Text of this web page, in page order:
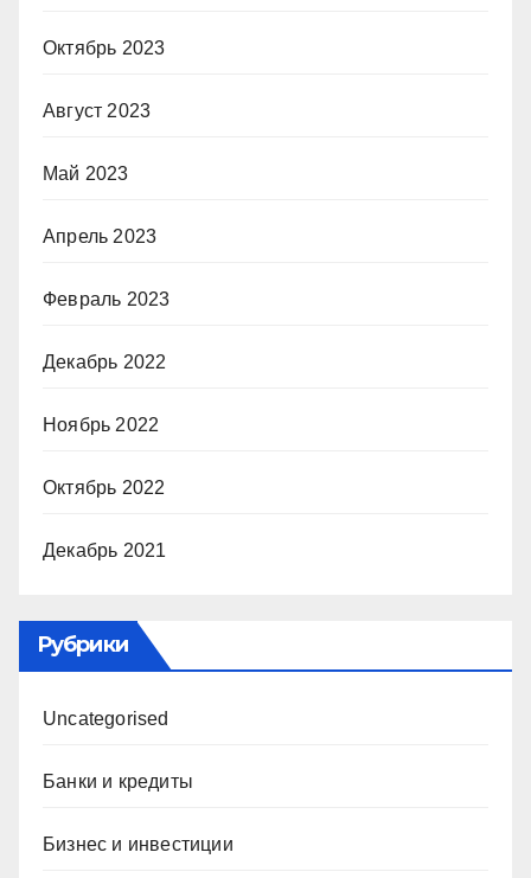
Октябрь 2023
Август 2023
Май 2023
Апрель 2023
Февраль 2023
Декабрь 2022
Ноябрь 2022
Октябрь 2022
Декабрь 2021
Рубрики
Uncategorised
Банки и кредиты
Бизнес и инвестиции